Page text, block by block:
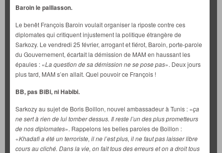
Baroin le paillasson.
Le benêt François Baroin voulait organiser la riposte contre ces
diplomates qui critiquent injustement la politique étrangère de
Sarkozy. Le vendredi 25 février, arrogant et fiérot, Baroin, porte-parole
du Gouvernement, écartait la démission de MAM en haussant les
épaules : «La question de sa démission ne se pose pas». Deux jours
plus tard, MAM s’en allait. Quel pouvoir ce François !
BB, pas BiBi, ni Habibi.
Sarkozy au sujet de Boris Boillon, nouvel ambassadeur à Tunis : «ça
ne sert à rien de lui tomber dessus. Il reste l’un des plus prometteurs
de nos diplomates». Rappelons les belles paroles de Boillon :
«Khadafi a été un terroriste, il ne l’est plus, il ne faut pas laisser libre
cours au cliché. Dans la vie, on fait tous des erreurs et on a droit tous